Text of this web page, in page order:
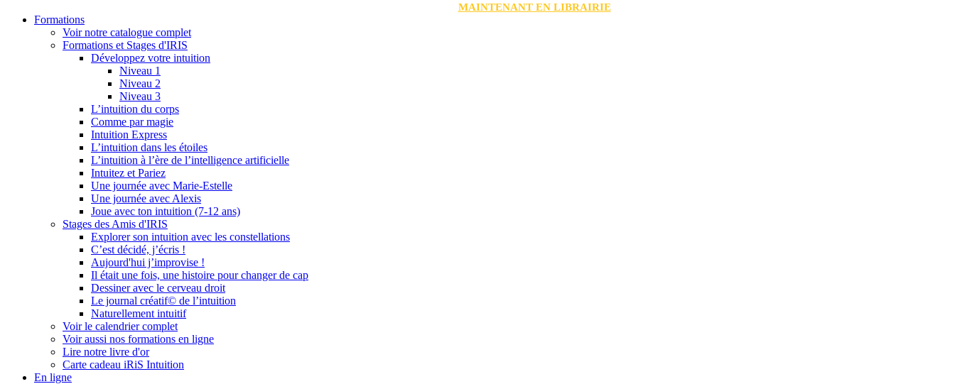
MAINTENANT EN LIBRAIRIE
Formations
Voir notre catalogue complet
Formations et Stages d'IRIS
Développez votre intuition
Niveau 1
Niveau 2
Niveau 3
L’intuition du corps
Comme par magie
Intuition Express
L’intuition dans les étoiles
L’intuition à l’ère de l’intelligence artificielle
Intuitez et Pariez
Une journée avec Marie-Estelle
Une journée avec Alexis
Joue avec ton intuition (7-12 ans)
Stages des Amis d'IRIS
Explorer son intuition avec les constellations
C’est décidé, j’écris !
Aujourd'hui j’improvise !
Il était une fois, une histoire pour changer de cap
Dessiner avec le cerveau droit
Le journal créatif© de l’intuition
Naturellement intuitif
Voir le calendrier complet
Voir aussi nos formations en ligne
Lire notre livre d'or
Carte cadeau iRiS Intuition
En ligne